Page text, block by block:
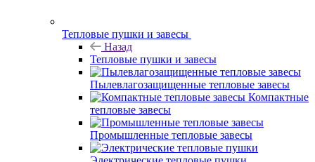
Тепловые пушки и завесы
Назад
Тепловые пушки и завесы
Пылевлагозащищенные тепловые завесы
Компактные
тепловые завесы
Промышленные тепловые завесы